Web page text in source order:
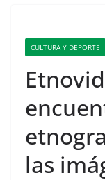
CULTURA Y DEPORTE
las